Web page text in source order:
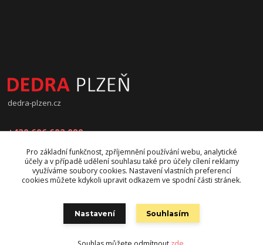
dedra-plzen.cz
+420 606 602 090
jana.beranova@atlas.cz
Pro základní funkčnost, zpříjemnění používání webu, analytické
účely a v případě udělení souhlasu také pro účely cílení reklamy
využíváme soubory cookies. Nastavení vlastních preferencí
cookies můžete kdykoli upravit odkazem ve spodní části stránek.
Nastavení Souhlasím